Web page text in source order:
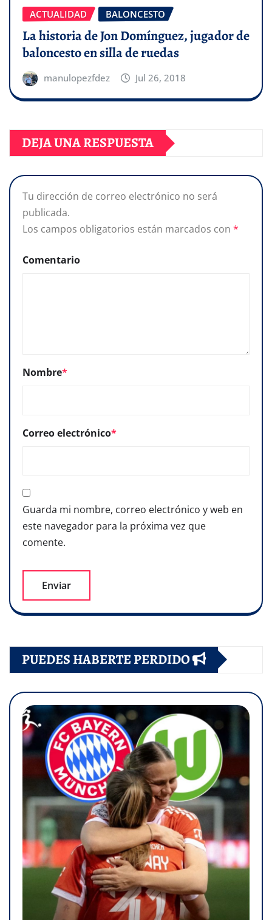
ACTUALIDAD BALONCESTO
La historia de Jon Domínguez, jugador de
baloncesto en silla de ruedas
manulopezfdez Jul 26, 2018
DEJA UNA RESPUESTA
Tu dirección de correo electrónico no será
publicada.
Los campos obligatorios están marcados con *
Comentario
Nombre*
Correo electrónico*
Guarda mi nombre, correo electrónico y web en
este navegador para la próxima vez que
comente.
PUEDES HABERTE PERDIDO